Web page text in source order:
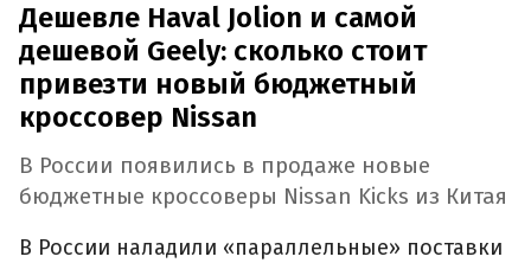
Дешевле Haval Jolion и самой
дешевой Geely: сколько стоит
привезти новый бюджетный
кроссовер Nissan
В России появились в продаже новые
бюджетные кроссоверы Nissan Kicks из Китая
В России наладили «параллельные» поставки